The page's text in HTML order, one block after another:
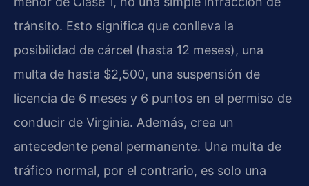
tránsito. Esto significa que conlleva la
posibilidad de cárcel (hasta 12 meses), una
multa de hasta $2,500, una suspensión de
licencia de 6 meses y 6 puntos en el permiso de
conducir de Virginia. Además, crea un
antecedente penal permanente. Una multa de
tráfico normal, por el contrario, es solo una